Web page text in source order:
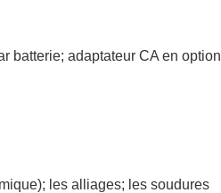
batterie; adaptateur CA en option
les alliages; les soudures